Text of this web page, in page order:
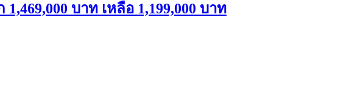
บาท เหลือ 1,199,000 บาท